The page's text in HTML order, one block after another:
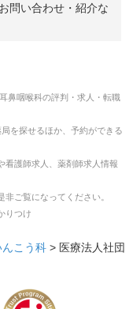
問い合わせ・紹介な
鼻咽喉科の評判・求人・転職
を探せるほか、予約ができる
看護師求人、薬剤師求人情報
ご覧になってください。
りつけ
こう科 > 医療法人社団